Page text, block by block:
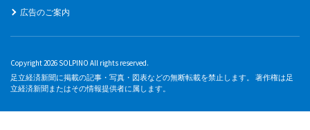
広告のご案内
Copyright 2026 SOLPINO All rights reserved.
足立経済新聞に掲載の記事・写真・図表などの無断転載を禁止します。 著作権は足
立経済新聞またはその情報提供者に属します。